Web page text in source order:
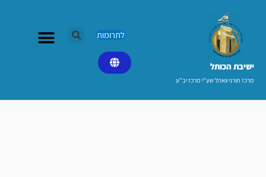
ישיבת הכותל​
מרכז תורני וואהל שע"י מרכז יב"ע
לתרומות